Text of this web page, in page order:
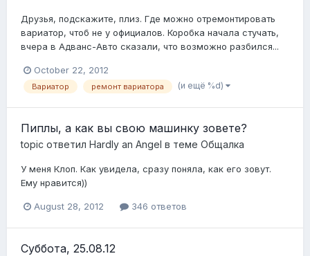
Друзья, подскажите, плиз. Где можно отремонтировать
вариатор, чтоб не у официалов. Коробка начала стучать,
вчера в Адванс-Авто сказали, что возможно разбился...
October 22, 2012
Вариатор ремонт вариатора (и ещё %d)
Пиплы, а как вы свою машинку зовете?
topic ответил Hardly an Angel в теме Общалка
У меня Клоп. Как увидела, сразу поняла, как его зовут.
Ему нравится))
August 28, 2012 346 ответов
Суббота, 25.08.12